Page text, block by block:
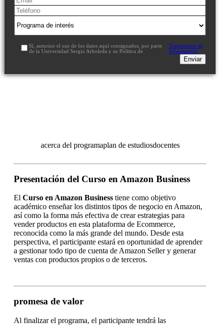
Sí, autorizo el uso de los datos aquí consignados, por parte
de la Universidad Sergio Arboleda y su Política de
Tratamiento de
Información.
acerca del programaplan de estudiosdocentes
Presentación del Curso en Amazon Business
El Curso en Amazon Business tiene como objetivo
académico enseñar los distintos tipos de negocio en Amazon,
así como la forma más efectiva de crear estrategias para
vender productos en esta plataforma de Ecommerce,
reconocida como la más grande del mundo. Desde esta
perspectiva, el participante estará en oportunidad de aprender
a gestionar todo tipo de cuenta de Amazon Seller y generar
ventas con productos propios o de terceros.
promesa de valor
Al finalizar el programa, el participante tendrá las